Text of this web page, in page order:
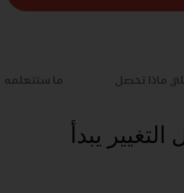
ماذا تحصل ما ستتعلمه
يبدأ